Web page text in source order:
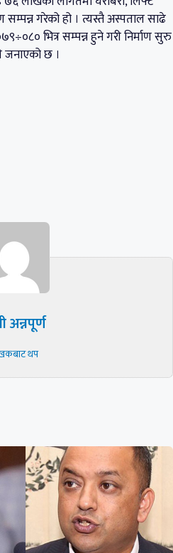
गरेको हो । त्यस्तै अस्पताल साढे
भित्र सम्पन्न हुने गरी निर्माण सुरु
जनाएको छ ।
अन्नपूर्ण
थप